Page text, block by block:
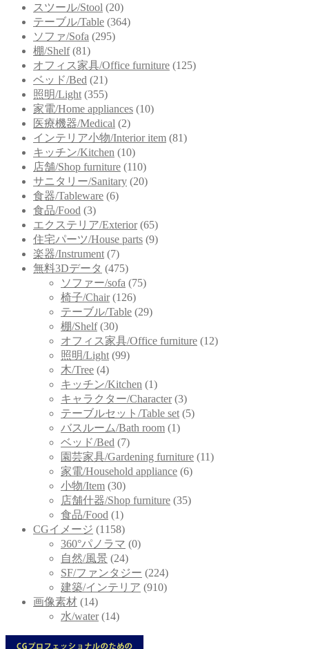
スツール/Stool (20)
テーブル/Table (364)
ソファ/Sofa (295)
棚/Shelf (81)
オフィス家具/Office furniture (125)
ベッド/Bed (21)
照明/Light (355)
家電/Home appliances (10)
医療機器/Medical (2)
インテリア小物/Interior item (81)
キッチン/Kitchen (10)
店舗/Shop furniture (110)
サニタリー/Sanitary (20)
食器/Tableware (6)
食品/Food (3)
エクステリア/Exterior (65)
住宅パーツ/House parts (9)
楽器/Instrument (7)
無料3Dデータ (475)
ソファー/sofa (75)
椅子/Chair (126)
テーブル/Table (29)
棚/Shelf (30)
オフィス家具/Office furniture (12)
照明/Light (99)
木/Tree (4)
キッチン/Kitchen (1)
キャラクター/Character (3)
テーブルセット/Table set (5)
バスルーム/Bath room (1)
ベッド/Bed (7)
園芸家具/Gardening furniture (11)
家電/Household appliance (6)
小物/Item (30)
店舗什器/Shop furniture (35)
食品/Food (1)
CGイメージ (1158)
360°パノラマ (0)
自然/風景 (24)
SF/ファンタジー (224)
建築/インテリア (910)
画像素材 (14)
水/water (14)